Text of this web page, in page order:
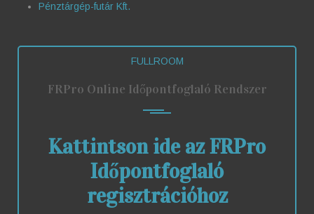
Pénztárgép-futár Kft.
FULLROOM
FRPro Online Időpontfoglaló Rendszer
Kattintson ide az FRPro
Időpontfoglaló
regisztrációhoz